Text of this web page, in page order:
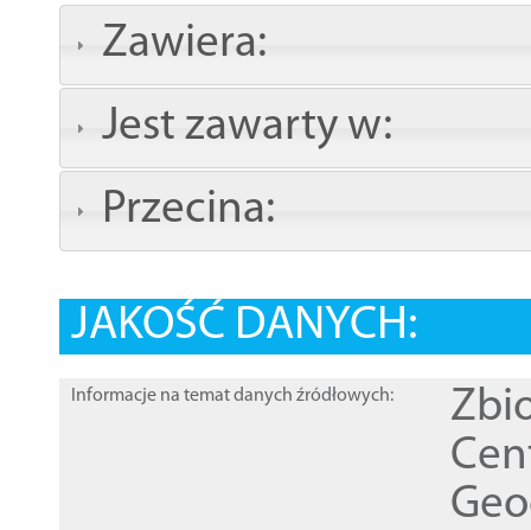
Zawiera:
Jest zawarty w:
Przecina:
JAKOŚĆ DANYCH:
Informacje na temat danych źródłowych: